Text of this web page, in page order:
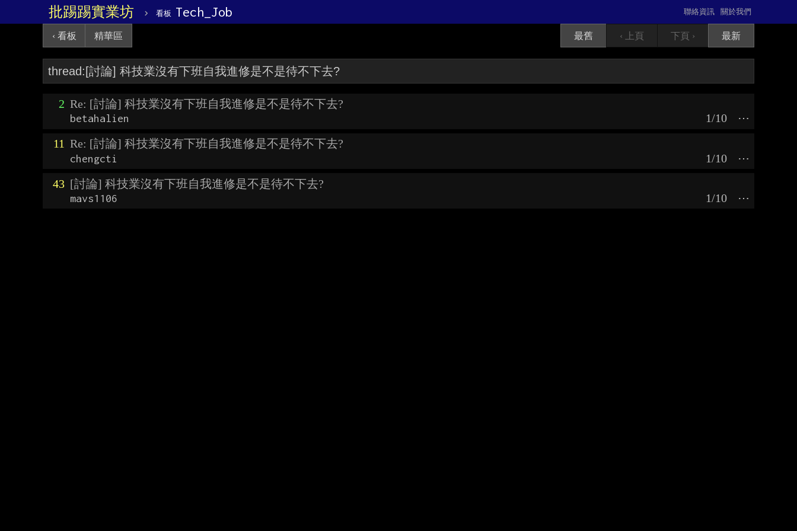
批踢踢實業坊 › 看板 Tech_Job 關於我們
聯絡資訊
‹ 看板 精華區 最舊 ‹ 上頁 下頁 › 最新
2 Re: [討論] 科技業沒有下班自我進修是不是待不下去?
betahalien ⋯
1/10
11 Re: [討論] 科技業沒有下班自我進修是不是待不下去?
chengcti ⋯
1/10
43 [討論] 科技業沒有下班自我進修是不是待不下去?
mavs1106 ⋯
1/10